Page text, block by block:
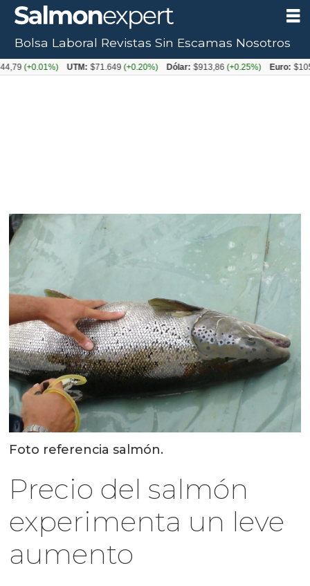
Foto referencia salmón.
Precio del salmón
experimenta un leve
aumento
Bolsa Laboral Revistas Sin Escamas Nosotros
UTM: $71.649(+0.20%) Dólar: $913,86(+0.25%) Euro: $1053,08